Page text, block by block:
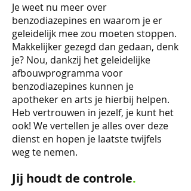
Je weet nu meer over
benzodiazepines en waarom je er
geleidelijk mee zou moeten stoppen.
Makkelijker gezegd dan gedaan, denk
je? Nou, dankzij het geleidelijke
afbouwprogramma voor
benzodiazepines kunnen je
apotheker en arts je hierbij helpen.
Heb vertrouwen in jezelf, je kunt het
ook! We vertellen je alles over deze
dienst en hopen je laatste twijfels
weg te nemen.
Jij houdt de controle.